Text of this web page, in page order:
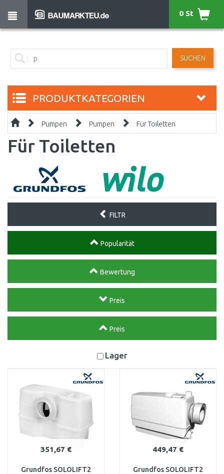
SUCHEN
0 St
PRODUKTKATEGORIEN
Pumpen Pumpen Für Toiletten
Für Toiletten
FILTR
Popularität
Bewertung
Preis
Preis
Lager
351,67 €
Grundfos SOLOLIFT2
449,47 €
Grundfos SOLOLIFT2